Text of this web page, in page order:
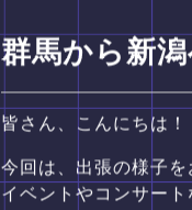
群馬から新潟
皆さん、こんにちは！
今回は、出張の様子
イベントやコンサー